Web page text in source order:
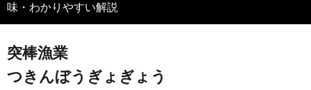
味・わかりやすい解説
突棒漁業
つきんぼうぎょぎょう